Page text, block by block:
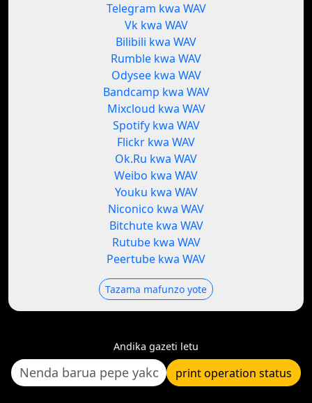
Telegram kwa WAV
Vk kwa WAV
Bilibili kwa WAV
Rumble kwa WAV
Odysee kwa WAV
Bandcamp kwa WAV
Mixcloud kwa WAV
Spotify kwa WAV
Flickr kwa WAV
Ok.Ru kwa WAV
Weibo kwa WAV
Youku kwa WAV
Niconico kwa WAV
Bitchute kwa WAV
Rutube kwa WAV
Peertube kwa WAV
Tazama mafunzo yote
Andika gazeti letu
print operation status